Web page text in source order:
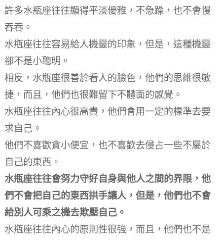
許多水瓶座往往顯得平淡優雅，不急躁，也不會慢
吞吞。
水瓶座往往容易給人機靈的印象，但是，這種機靈
卻不是小聰明。
相反，水瓶座很善於看人的臉色，他們的思維很敏
捷，而且，他們也很難留下不體面的感覺。
水瓶座往往內心很高貴，他們會用一定的標準去要
求自己。
他們不喜歡貪小便宜，也不喜歡去侵占一些不屬於
自己的東西。
水瓶座往往會努力守好自身與他人之間的界限，他
們不會把自己的東西拱手讓人，但是，他們也不會
給別人可乘之機去欺壓自己。
水瓶座往往內心的原則性很強，而且，他們也不是